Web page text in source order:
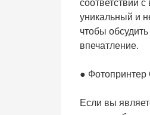
соответствии
уникальный и
чтобы
впечатление.
● Фотопринтер
Если вы